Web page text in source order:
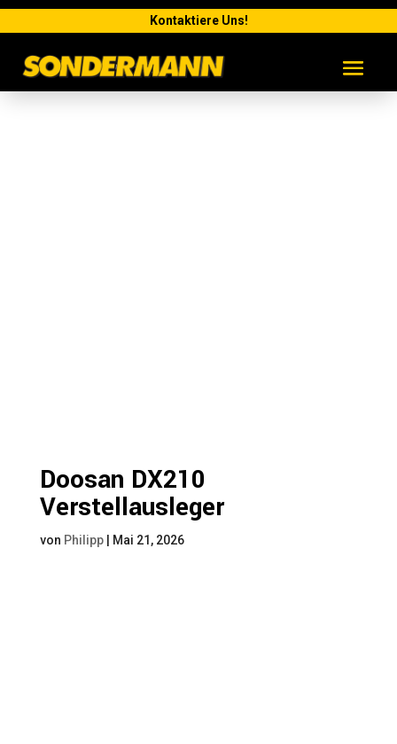
Kontaktiere Uns!
Doosan DX210
Verstellausleger
von Philipp| Mai 21, 2026